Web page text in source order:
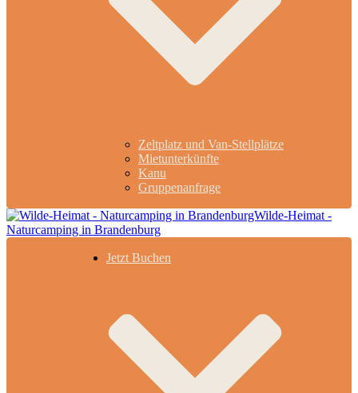
Zeltplatz und Van-Stellplätze
Mietunterkünfte
Kanu
Gruppenanfrage
Jetzt Buchen